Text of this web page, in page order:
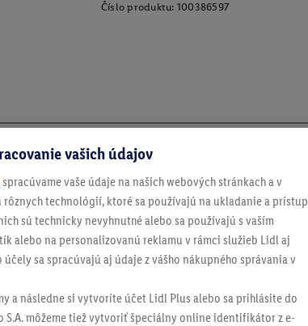
Číslo produktu: 100386597
vašich údajov
spracúvame vaše údaje na našich webových stránkach a v
technológií, ktoré sa používajú na ukladanie a prístup
sú technicky nevyhnutné alebo sa používajú s vaším
alebo na personalizovanú reklamu v rámci služieb Lidl aj
sa spracúvajú aj údaje z vášho nákupného správania v
a následne si vytvoríte účet Lidl Plus alebo sa prihlásite do
môžeme tiež vytvoriť špeciálny online identifikátor z e-